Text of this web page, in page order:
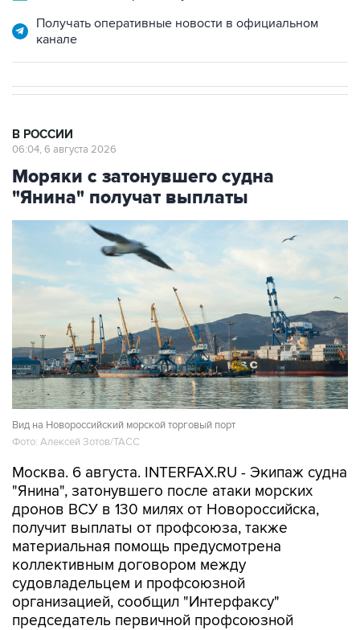
Получать оперативные новости в официальном
канале
В РОССИИ
06:04, 6 августа 2026
Моряки с затонувшего судна
"Янина" получат выплаты
Вид на Новороссийский морской торговый порт
Фото: Алексей Зотов/ТАСС
Москва. 6 августа. INTERFAX.RU - Экипаж судна
"Янина", затонувшего после атаки морских
дронов ВСУ в 130 милях от Новороссийска,
получит выплаты от профсоюза, также
материальная помощь предусмотрена
коллективным договором между
судовладельцем и профсоюзной
организацией, сообщил "Интерфаксу"
председатель первичной профсоюзной